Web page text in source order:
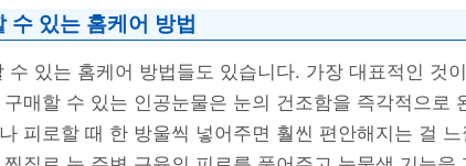
수 있는 홈케어 방법
수 있는 홈케어 방법들도 있습니다. 가장 대표적인 것
매할 수 있는 인공눈물은 눈의 건조함을 즉각적으로
피로할 때 한 방울씩 넣어주면 훨씬 편안해지는 걸